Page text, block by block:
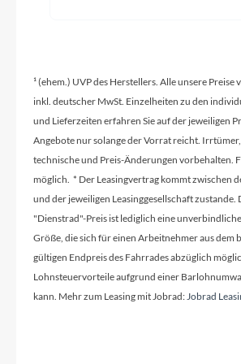
Hinterrad Nabe
Formula FCL-542M
Schaltwerk
Shimano GRX RD-RX822
Aluminium
¹ (ehem.) UVP des Herstellers. Alle unsere Preise
inkl. deutscher MwSt. Einzelheiten zu den
und Lieferzeiten erfahren Sie auf der jeweiligen
Angebote nur solange der Vorrat reicht.
technische und Preis-Änderungen vorbehalten.
möglich. * Der Leasingvertrag kommt zwischen
und der jeweiligen Leasinggesellschaft zustande.
"Dienstrad"-Preis ist lediglich eine
Größe, die sich für einen Arbeitnehmer aus dem
gültigen Endpreis des Fahrrades abzüglich
Lohnsteuervorteile aufgrund einer
kann. Mehr zum Leasing mit Jobrad:Jobrad